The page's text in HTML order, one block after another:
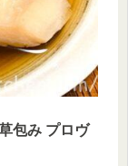
包み プロヴ